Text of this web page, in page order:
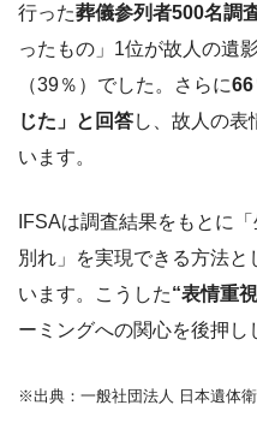
行った葬儀参列者500名調
ったもの」1位が故人の遺
（39％）でした。さらに66
じた」と回答し、故人の表
います。
IFSAは調査結果をもとに
別れ」を実現できる方法
います。こうした“表情重
ーミングへの関心を後押し
※出典：一般社団法人 日本遺体